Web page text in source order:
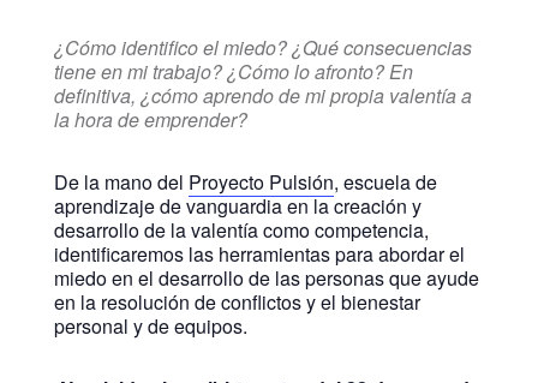
¿Cómo identifico el miedo? ¿Qué consecuencias
tiene en mi trabajo? ¿Cómo lo afronto? En
definitiva, ¿cómo aprendo de mi propia valentía a
la hora de emprender?
De la mano del Proyecto Pulsión, escuela de
aprendizaje de vanguardia en la creación y
desarrollo de la valentía como competencia,
identificaremos las herramientas para abordar el
miedo en el desarrollo de las personas que ayude
en la resolución de conflictos y el bienestar
personal y de equipos.